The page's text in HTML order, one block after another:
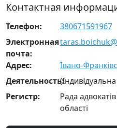
Контактная
Телефон:
380671591967
Электронная
почта:
Адрес:
Івано-
Деятельность:
Регистр:
Рада
області